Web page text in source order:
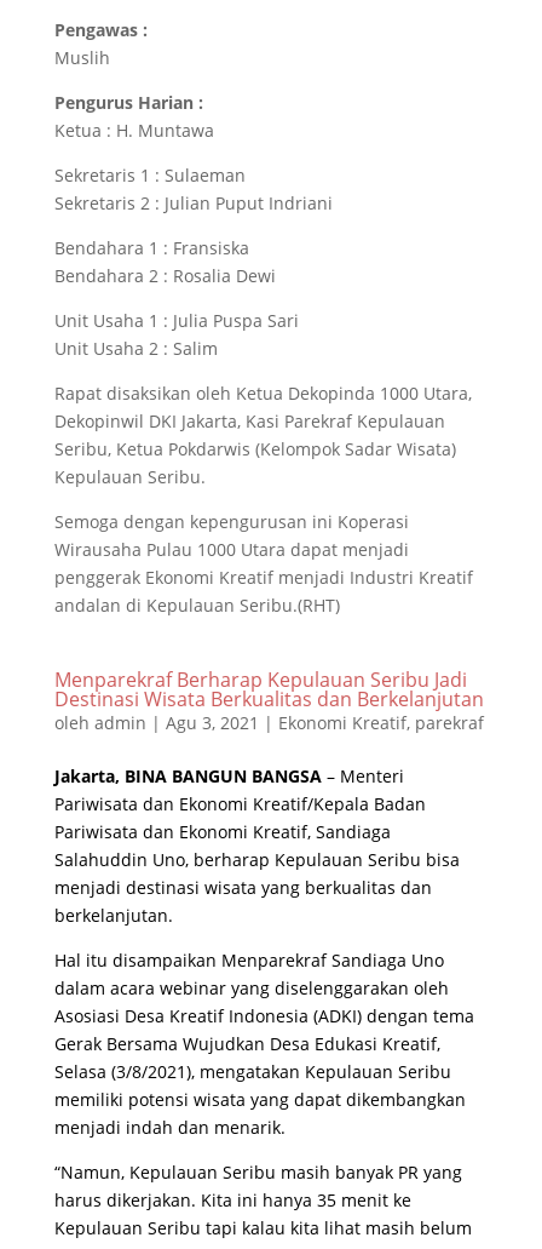
Pengawas :
Muslih
Pengurus Harian :
Ketua : H. Muntawa
Sekretaris 1 : Sulaeman
Sekretaris 2 : Julian Puput Indriani
Bendahara 1 : Fransiska
Bendahara 2 : Rosalia Dewi
Unit Usaha 1 : Julia Puspa Sari
Unit Usaha 2 : Salim
Rapat disaksikan oleh Ketua Dekopinda 1000 Utara,
Dekopinwil DKI Jakarta, Kasi Parekraf Kepulauan
Seribu, Ketua Pokdarwis (Kelompok Sadar Wisata)
Kepulauan Seribu.
Semoga dengan kepengurusan ini Koperasi
Wirausaha Pulau 1000 Utara dapat menjadi
penggerak Ekonomi Kreatif menjadi Industri Kreatif
andalan di Kepulauan Seribu.(RHT)
Menparekraf Berharap Kepulauan Seribu Jadi
Destinasi Wisata Berkualitas dan Berkelanjutan
oleh admin | Agu 3, 2021 | Ekonomi Kreatif, parekraf
Jakarta, BINA BANGUN BANGSA– Menteri
Pariwisata dan Ekonomi Kreatif/Kepala Badan
Pariwisata dan Ekonomi Kreatif, Sandiaga
Salahuddin Uno, berharap Kepulauan Seribu bisa
menjadi destinasi wisata yang berkualitas dan
berkelanjutan.
Hal itu disampaikan Menparekraf Sandiaga Uno
dalam acara webinar yang diselenggarakan oleh
Asosiasi Desa Kreatif Indonesia (ADKI) dengan tema
Gerak Bersama Wujudkan Desa Edukasi Kreatif,
Selasa (3/8/2021), mengatakan Kepulauan Seribu
memiliki potensi wisata yang dapat dikembangkan
menjadi indah dan menarik.
“Namun, Kepulauan Seribu masih banyak PR yang
harus dikerjakan. Kita ini hanya 35 menit ke
Kepulauan Seribu tapi kalau kita lihat masih belum